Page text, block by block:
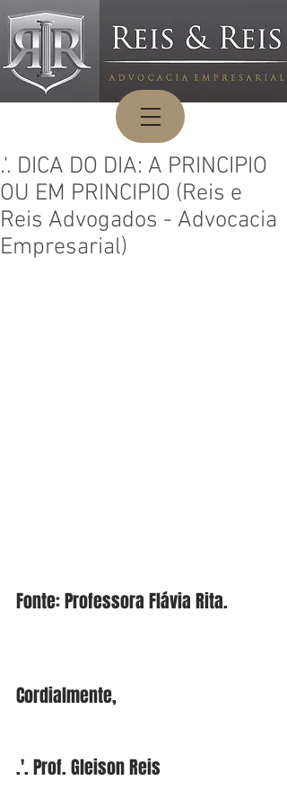
.'. DICA DO DIA: A PRINCIPIO
OU EM PRINCIPIO (Reis e
Reis Advogados - Advocacia
Empresarial)
Fonte: Professora Flávia Rita.
Cordialmente,
.'. Prof. Gleison Reis